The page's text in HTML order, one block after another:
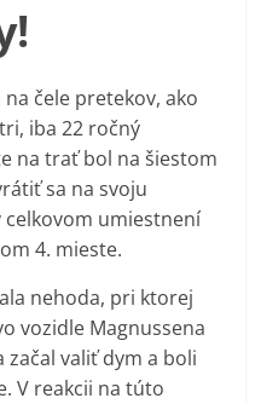
čele pretekov, ako
iba 22 ročný
na trať bol na šiestom
sa na svoju
umiestnení
4. mieste.
nehoda, pri ktorej
vozidle Magnussena
valiť dym a boli
V reakcii na túto